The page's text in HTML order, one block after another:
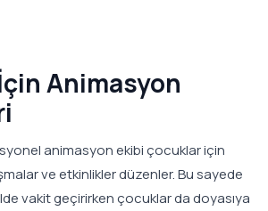
Animasyon
animasyon ekibi çocuklar için
ve etkinlikler düzenler. Bu sayede
vakit geçirirken çocuklar da doyasıya